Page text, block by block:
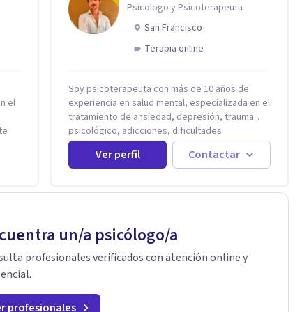
el
de
Psicologo y Psicoterapeuta
San Francisco
Terapia online
Soy psicoterapeuta con más de 10 años de
experiencia en salud mental, especializada en el
tratamiento de ansiedad, depresión, trauma
psicológico, adicciones, dificultades
identitarias y efectos de experiencias
tempranas adversas. Ofrezco un espacio
terapéutico seguro, confidencial y
bienestar. Trabajo desde un enfoque
integrativo que combina psicoanálisis, terapia
somática y de trauma, psicología corporal,
integrando actualmente la Psicología Analítica
Ver perfil Contactar
un/a psicólogo/a
profesionales verificados con atención online y
profesionales